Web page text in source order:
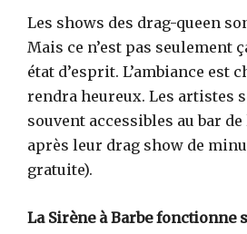
Les shows des drag-queen
Mais ce n’est pas seulement
état d’esprit. L’ambiance est
rendra heureux. Les artistes
souvent accessibles au bar de
après leur drag show de
gratuite).
La Sirène à Barbe fonctionne